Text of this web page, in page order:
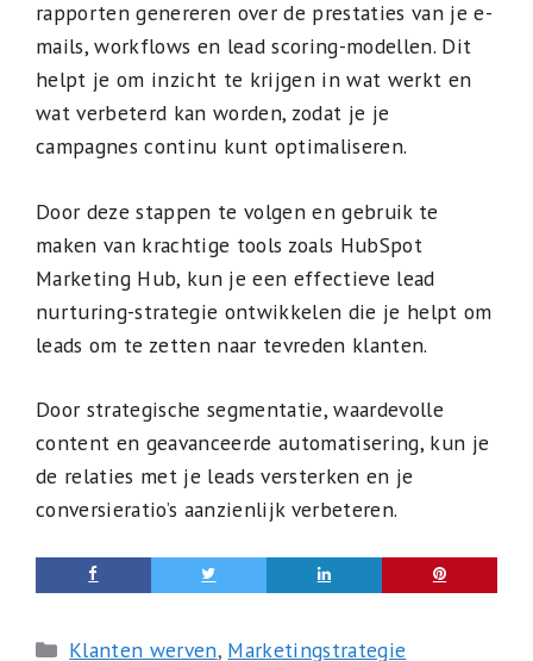
rapporten genereren over de prestaties van je e-
mails, workflows en lead scoring-modellen. Dit
helpt je om inzicht te krijgen in wat werkt en
wat verbeterd kan worden, zodat je je
campagnes continu kunt optimaliseren.
Door deze stappen te volgen en gebruik te
maken van krachtige tools zoals HubSpot
Marketing Hub, kun je een effectieve lead
nurturing-strategie ontwikkelen die je helpt om
leads om te zetten naar tevreden klanten.
Door strategische segmentatie, waardevolle
content en geavanceerde automatisering, kun je
de relaties met je leads versterken en je
conversieratio’s aanzienlijk verbeteren.
Categorieën
Klanten werven, Marketingstrategie